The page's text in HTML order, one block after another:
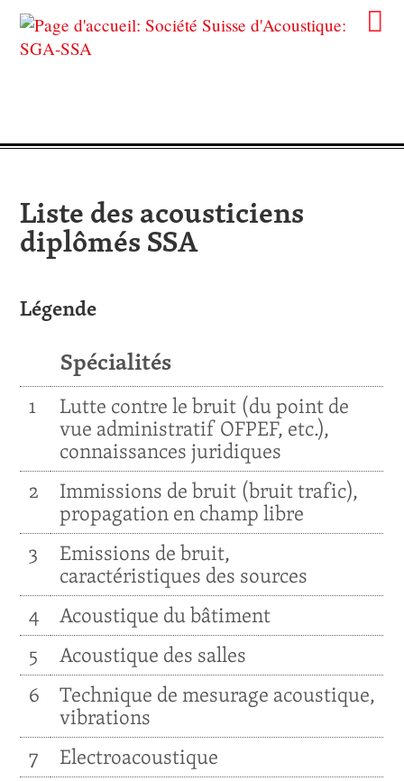
Liste des acousticiens
diplômés SSA
Légende
Spécialités
1
Lutte contre le bruit (du point de
vue administratif OFPEF, etc.),
connaissances juridiques
2
Immissions de bruit (bruit trafic),
propagation en champ libre
3
Emissions de bruit,
caractéristiques des sources
4
Acoustique du bâtiment
5
Acoustique des salles
6
Technique de mesurage acoustique,
vibrations
7
Electroacoustique